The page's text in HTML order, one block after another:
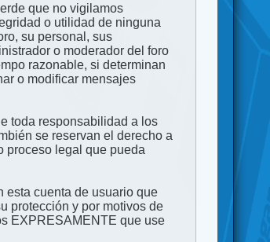
que no vigilamos
o utilidad de ninguna
su personal, sus
o moderador del foro
razonable, si determinan
o modificar mensajes
toda responsabilidad a los
se reservan el derecho a
proceso legal que pueda
esta cuenta de usuario que
protección y por motivos de
EXPRESAMENTE que use